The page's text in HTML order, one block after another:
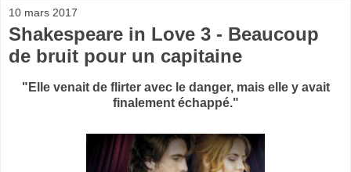
10 mars 2017
Shakespeare in Love 3 - Beaucoup
de bruit pour un capitaine
"Elle venait de flirter avec le danger, mais elle y avait
finalement échappé."